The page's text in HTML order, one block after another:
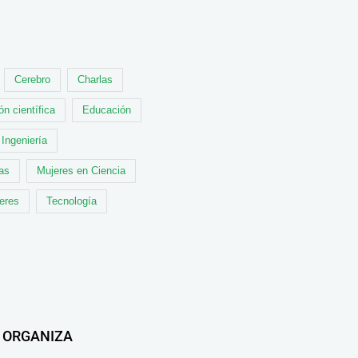
Cerebro Charlas
científica Educación
Ingeniería
Mujeres en Ciencia
Tecnología
ORGANIZA